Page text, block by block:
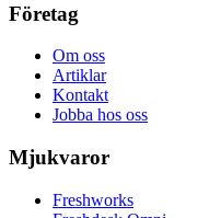
Företag
Om oss
Artiklar
Kontakt
Jobba hos oss
Mjukvaror
Freshworks